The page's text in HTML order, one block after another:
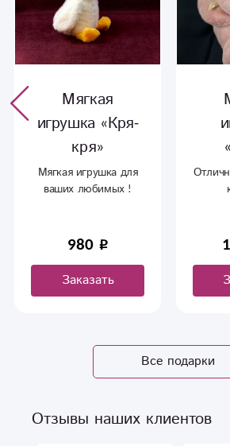
Мягкая
игрушка «Кря-
кря»
Мягкая игрушка для
ваших любимых !
980
Заказать
Все подарки
Отзывы наших клиентов